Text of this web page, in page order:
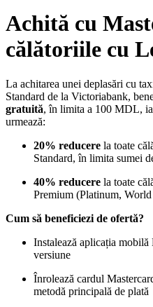
Achită cu
călătoriile cu
La achitarea unei deplasări cu
Standard de la Victoriabank,
gratuită, în limita a 100 MDL,
urmează:
20% reducere la toate
Standard, în limita sumei
40% reducere la toate
Premium (Platinum,
Cum să beneficiezi de ofertă?
Instalează aplicația
versiune
Înrolează cardul
metodă principală de plată